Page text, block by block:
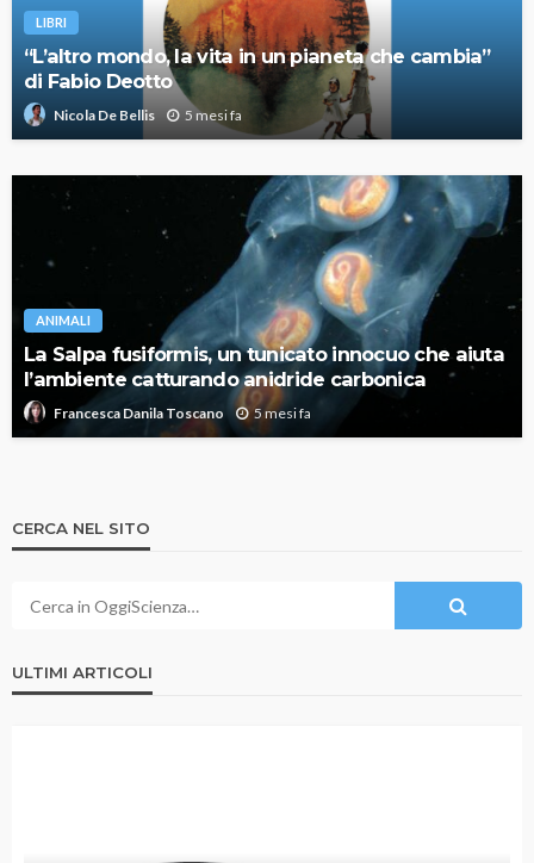
LIBRI
“L’altro mondo, la vita in un pianeta che cambia”
di Fabio Deotto
Nicola De Bellis 5 mesi fa
ANIMALI
La Salpa fusiformis, un tunicato innocuo che aiuta
l’ambiente catturando anidride carbonica
Francesca Danila Toscano 5 mesi fa
CERCA NEL SITO
ULTIMI ARTICOLI